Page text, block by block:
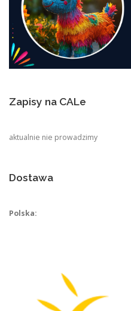
Zapisy na CALe
aktualnie nie prowadzimy
Dostawa
Polska: